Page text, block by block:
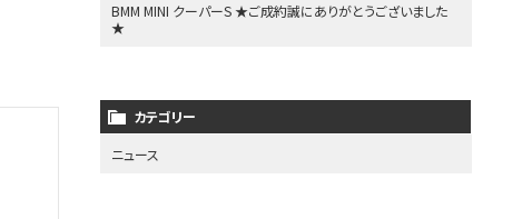
BMM MINI クーパーS ★ご成約誠にありがとうございました
★
カテゴリー
ニュース